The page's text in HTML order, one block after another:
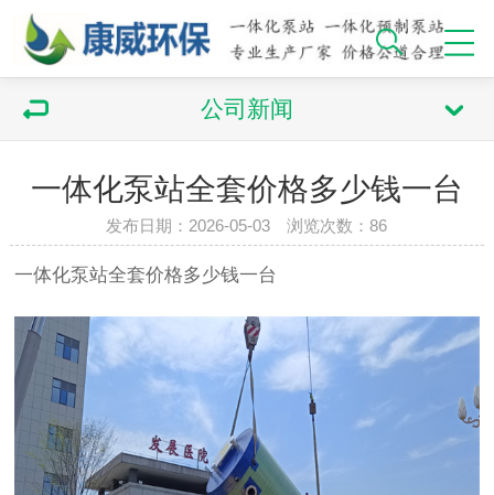
公司新闻
一体化泵站全套价格多少钱一台
发布日期：2026-05-03 浏览次数：86
一体化泵站全套价格多少钱一台